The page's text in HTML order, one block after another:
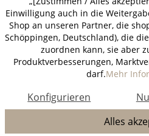
Einwilligung auch in die
Shop an unseren Partner, die
Schöppingen, Deutschland), die
zuordnen kann, sie aber
Produktverbesserungen,
darf.Mehr
Konfigurieren
Alles